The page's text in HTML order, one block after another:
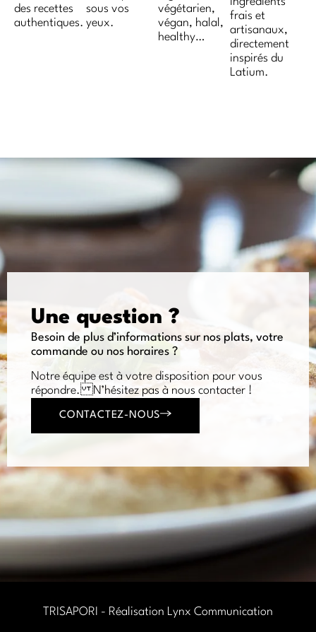
des recettes
authentiques.
sous vos
yeux.
végétarien,
végan, halal,
healthy…
frais et
artisanaux,
directement
inspirés du
Latium.
Une question ?
Besoin de plus d’informations sur nos plats, votre
commande ou nos horaires ?
Notre équipe est à votre disposition pour vous
répondre. N’hésitez pas à nous contacter !
CONTACTEZ-NOUS
TRISAPORI - Réalisation Lynx Communication